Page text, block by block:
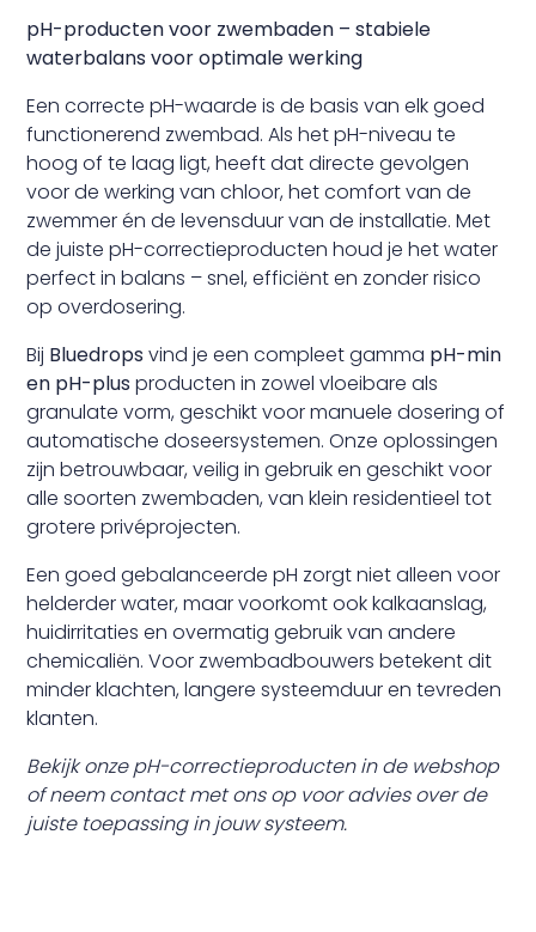
pH-producten voor zwembaden – stabiele
waterbalans voor optimale werking
Een correcte pH-waarde is de basis van elk goed
functionerend zwembad. Als het pH-niveau te
hoog of te laag ligt, heeft dat directe gevolgen
voor de werking van chloor, het comfort van de
zwemmer én de levensduur van de installatie. Met
de juiste pH-correctieproducten houd je het water
perfect in balans – snel, efficiënt en zonder risico
op overdosering.
Bij Bluedrops vind je een compleet gamma pH-min
en pH-plus producten in zowel vloeibare als
granulate vorm, geschikt voor manuele dosering of
automatische doseersystemen. Onze oplossingen
zijn betrouwbaar, veilig in gebruik en geschikt voor
alle soorten zwembaden, van klein residentieel tot
grotere privéprojecten.
Een goed gebalanceerde pH zorgt niet alleen voor
helderder water, maar voorkomt ook kalkaanslag,
huidirritaties en overmatig gebruik van andere
chemicaliën. Voor zwembadbouwers betekent dit
minder klachten, langere systeemduur en tevreden
klanten.
Bekijk onze pH-correctieproducten in de webshop
of neem contact met ons op voor advies over de
juiste toepassing in jouw systeem.